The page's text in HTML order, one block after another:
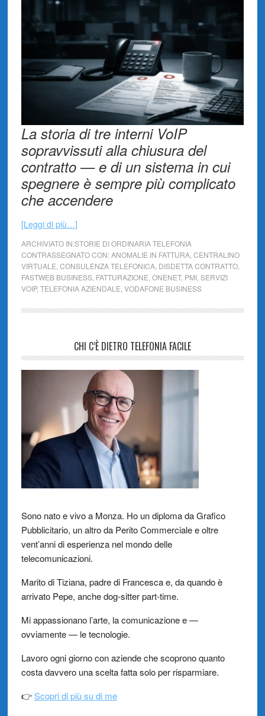
La storia di tre interni VoIP
sopravvissuti alla chiusura del
contratto — e di un sistema in cui
spegnere è sempre più complicato
che accendere
[Leggi di più…]
ARCHIVIATO IN:STORIE DI ORDINARIA TELEFONIA
CONTRASSEGNATO CON:ANOMALIE IN FATTURA, CENTRALINO
VIRTUALE CONSULENZA TELEFONICA, DISDETTA CONTRATTO,
FASTWEB BUSINESS, FATTURAZIONE ONENET, PMI, SERVIZI
VOIP, TELEFONIA AZIENDALE VODAFONE BUSINESS
CHI C’È DIETRO TELEFONIA FACILE
Sono nato e vivo a Monza. Ho un diploma da Grafico
Pubblicitario, un altro da Perito Commerciale e oltre
vent’anni di esperienza nel mondo delle
telecomunicazioni.
Marito di Tiziana, padre di Francesca e, da quando è
arrivato Pepe, anche dog-sitter part-time.
Mi appassionano l’arte, la comunicazione e —
ovviamente — le tecnologie.
Lavoro ogni giorno con aziende che scoprono quanto
costa davvero una scelta fatta solo per risparmiare.
👉Scopri di più su di me